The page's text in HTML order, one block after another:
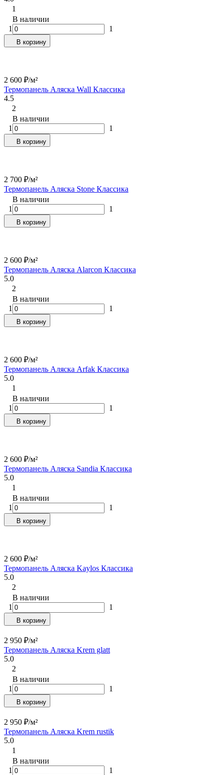
1
В наличии
1
1
В корзину
2 600 ₽/м²
Термопанель Аляска Wall Классика
4.5
2
В наличии
1
1
В корзину
2 700 ₽/м²
Термопанель Аляска Stone Классика
В наличии
1
1
В корзину
2 600 ₽/м²
Термопанель Аляска Alarcon Классика
5.0
2
В наличии
1
1
В корзину
2 600 ₽/м²
Термопанель Аляска Arfak Классика
5.0
1
В наличии
1
1
В корзину
2 600 ₽/м²
Термопанель Аляска Sandia Классика
5.0
1
В наличии
1
1
В корзину
2 600 ₽/м²
Термопанель Аляска Kaylos Классика
5.0
2
В наличии
1
1
В корзину
2 950 ₽/м²
Термопанель Аляска Krem glatt
5.0
2
В наличии
1
1
В корзину
2 950 ₽/м²
Термопанель Аляска Krem rustik
5.0
1
В наличии
1
1